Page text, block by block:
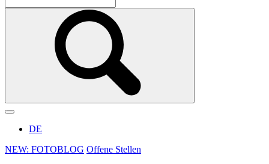
DE
NEW: FOTOBLOG Offene Stellen